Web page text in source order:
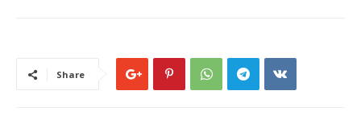
Share